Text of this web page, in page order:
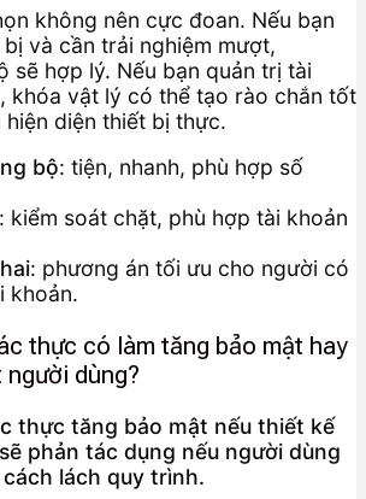
không nên cực đoan. Nếu bạn
và cần trải nghiệm mượt,
sẽ hợp lý. Nếu bạn quản trị tài
khóa vật lý có thể tạo rào chắn tốt
hiện diện thiết bị thực.
bộ: tiện, nhanh, phù hợp số
: kiểm soát chặt, phù hợp tài khoản
: phương án tối ưu cho người có
khoản.
thực có làm tăng bảo mật hay
dùng?
thực tăng bảo mật nếu thiết kế
phản tác dụng nếu người dùng
lách quy trình.